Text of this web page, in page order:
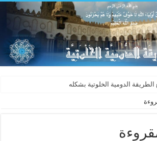
الدومية الخلوتية بشكله الجديد